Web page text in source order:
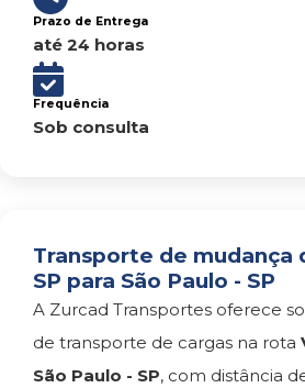
Prazo de Entrega
até 24 horas
Frequência
Sob consulta
Transporte de mudança
SP para São Paulo - SP
A Zurcad Transportes oferece
de transporte de cargas na rota
São Paulo - SP, com distância